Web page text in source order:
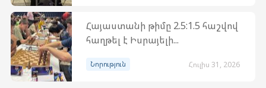
Հայաստանի թիմը 2.5:1.5 հաշվով
հաղթել է Իսրայելի...
Նորություն Հուլիս 31, 2026